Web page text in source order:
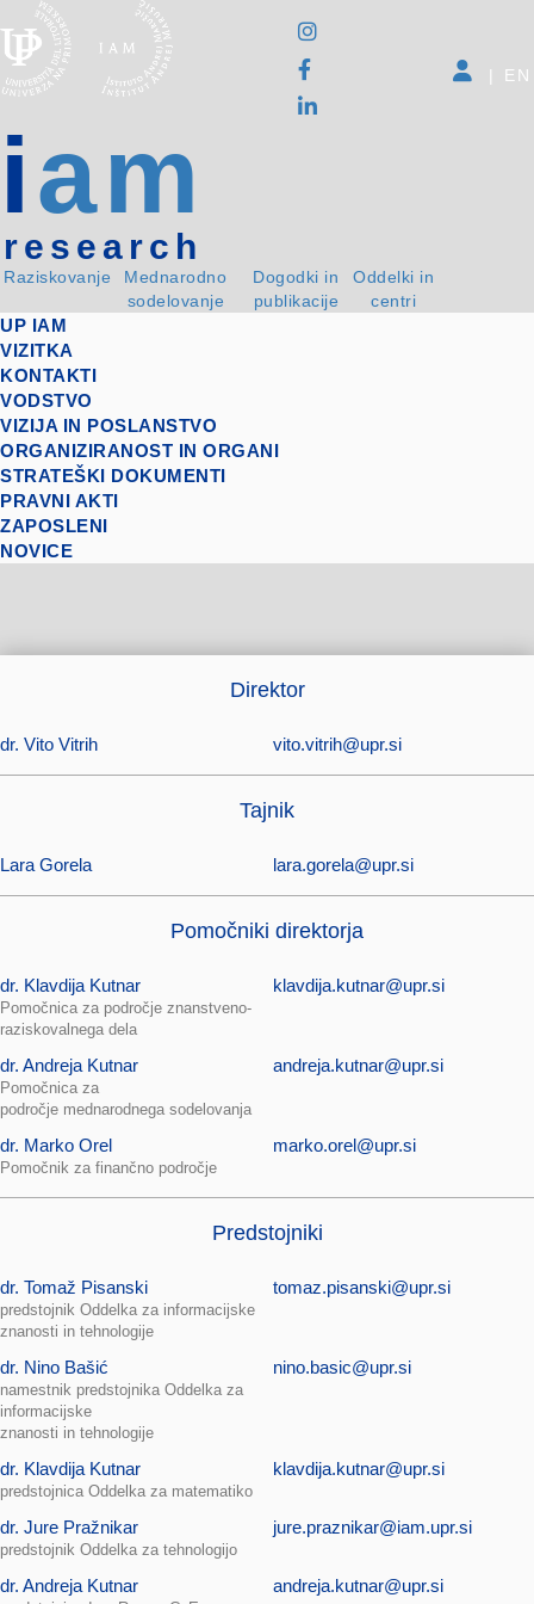
iam
research
Raziskovanje
Mednarodno
sodelovanje
Dogodki in
publikacije
Oddelki in
centri
| EN
UP IAM
VIZITKA
KONTAKTI
VODSTVO
VIZIJA IN POSLANSTVO
ORGANIZIRANOST IN ORGANI
STRATEŠKI DOKUMENTI
PRAVNI AKTI
ZAPOSLENI
NOVICE
Direktor
dr. Vito Vitrih vito.vitrih@upr.si
Tajnik
Lara Gorela lara.gorela@upr.si
Pomočniki direktorja
dr. Klavdija Kutnar
Pomočnica za področje znanstveno-
raziskovalnega dela
klavdija.kutnar@upr.si
dr. Andreja Kutnar
Pomočnica za
področje mednarodnega sodelovanja
andreja.kutnar@upr.si
dr. Marko Orel
Pomočnik za finančno področje
marko.orel@upr.si
Predstojniki
dr. Tomaž Pisanski
predstojnik Oddelka za informacijske
znanosti in tehnologije
tomaz.pisanski@upr.si
dr. Nino Bašić
namestnik predstojnika Oddelka za
informacijske
znanosti in tehnologije
nino.basic@upr.si
dr. Klavdija Kutnar
predstojnica Oddelka za matematiko
klavdija.kutnar@upr.si
dr. Jure Pražnikar
predstojnik Oddelka za tehnologijo
jure.praznikar@iam.upr.si
dr. Andreja Kutnar andreja.kutnar@upr.si